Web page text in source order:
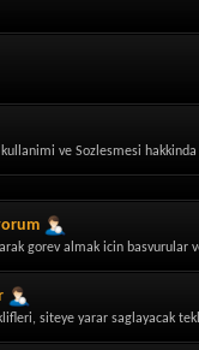
ve Sozlesmesi
gorev almak icin basvurular
siteye yarar saglayacak